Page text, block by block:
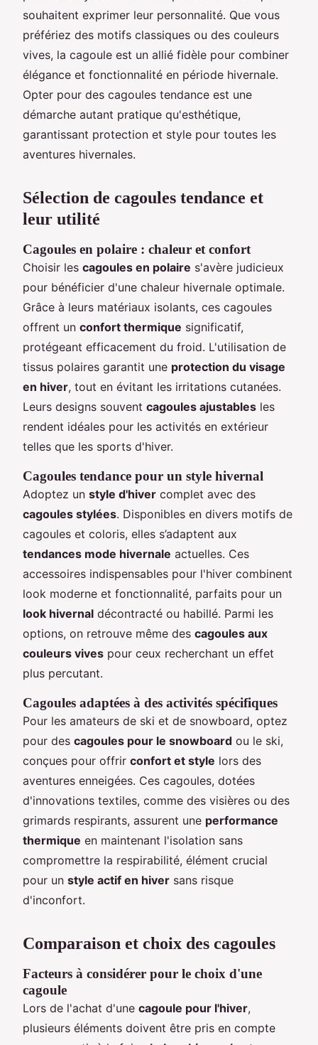
souhaitent exprimer leur personnalité. Que vous
préfériez des motifs classiques ou des couleurs
vives, la cagoule est un allié fidèle pour combiner
élégance et fonctionnalité en période hivernale.
Opter pour des cagoules tendance est une
démarche autant pratique qu'esthétique,
garantissant protection et style pour toutes les
aventures hivernales.
Sélection de cagoules tendance et
leur utilité
Cagoules en polaire : chaleur et confort
Choisir les cagoules en polaire s'avère judicieux
pour bénéficier d'une chaleur hivernale optimale.
Grâce à leurs matériaux isolants, ces cagoules
offrent un confort thermique significatif,
protégeant efficacement du froid. L'utilisation de
tissus polaires garantit une protection du visage
en hiver, tout en évitant les irritations cutanées.
Leurs designs souvent cagoules ajustables les
rendent idéales pour les activités en extérieur
telles que les sports d'hiver.
Cagoules tendance pour un style hivernal
Adoptez un style d'hiver complet avec des
cagoules stylées. Disponibles en divers motifs de
cagoules et coloris, elles s’adaptent aux
tendances mode hivernale actuelles. Ces
accessoires indispensables pour l'hiver combinent
look moderne et fonctionnalité, parfaits pour un
look hivernal décontracté ou habillé. Parmi les
options, on retrouve même des cagoules aux
couleurs vives pour ceux recherchant un effet
plus percutant.
Cagoules adaptées à des activités spécifiques
Pour les amateurs de ski et de snowboard, optez
pour des cagoules pour le snowboard ou le ski,
conçues pour offrir confort et style lors des
aventures enneigées. Ces cagoules, dotées
d'innovations textiles, comme des visières ou des
grimards respirants, assurent une performance
thermique en maintenant l'isolation sans
compromettre la respirabilité, élément crucial
pour un style actif en hiver sans risque
d'inconfort.
Comparaison et choix des cagoules
Facteurs à considérer pour le choix d'une
cagoule
Lors de l'achat d'une cagoule pour l'hiver,
plusieurs éléments doivent être pris en compte